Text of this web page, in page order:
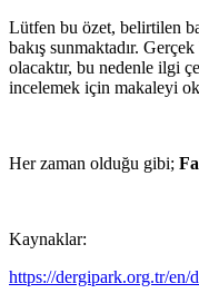
Lütfen bu özet, belirtilen
bakış sunmaktadır.
olacaktır, bu nedenle ilgi
incelemek için makaleyi
Her zaman olduğu gibi;
Kaynaklar:
https://dergipark.org.tr/